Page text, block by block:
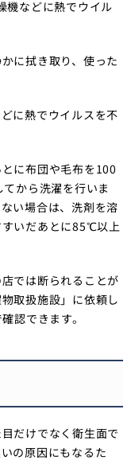
機などに熱でウイル
に拭き取り、使った
に熱でウイルスを不
に布団や毛布を100
から洗濯を行いま
い場合は、洗剤を溶
いだあとに85℃以上
では断られることが
取扱施設」に依頼し
認できます。
だけでなく衛生面で
の原因にもなるた